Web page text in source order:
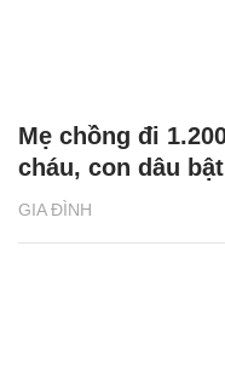
GIA ĐÌNH
Mẹ chồng đi
cháu, con dâu